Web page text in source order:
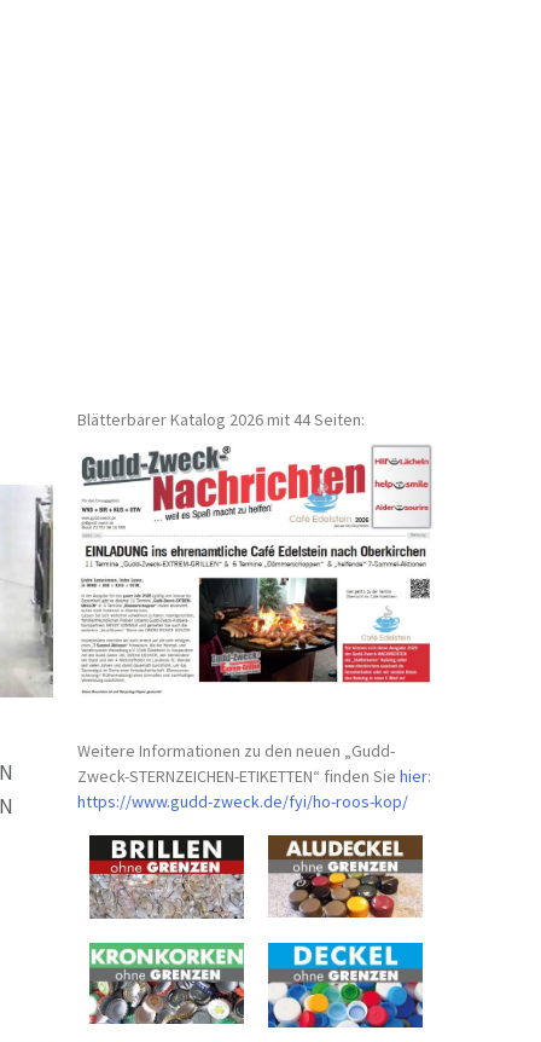
Blätterbarer Katalog 2026 mit 44 Seiten:
Weitere Informationen zu den neuen „Gudd-
Zweck-STERNZEICHEN-ETIKETTEN“ finden Siehier:
https://www.gudd-zweck.de/fyi/ho-roos-kop/